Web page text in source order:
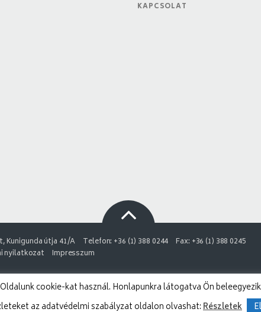
KAPCSOLAT
Kunigunda útja 41/A Telefon: +36 (1) 388 0244
Fax: +36 (1) 388 0245
nyilatkozat Impresszum
cookie-kat használ. Honlapunkra látogatva Ön
az adatvédelmi szabályzat oldalon olvashat:Részletek